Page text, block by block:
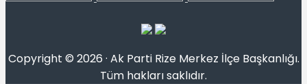
Copyright © 2026 · Ak Parti Rize Merkez İlçe Başkanlığı.
Tüm hakları saklıdır.